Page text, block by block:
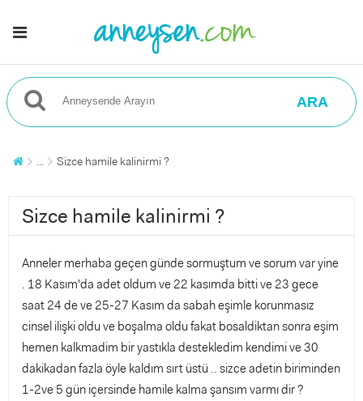
ARA
... Sizce hamile kalinirmi ?
Sizce hamile kalinirmi ?
Anneler merhaba geçen günde sormuştum ve sorum var yine
. 18 Kasım'da adet oldum ve 22 kasımda bitti ve 23 gece
saat 24 de ve 25-27 Kasım da sabah eşimle korunmasız
cinsel ilişki oldu ve boşalma oldu fakat bosaldiktan sonra eşim
hemen kalkmadim bir yastıkla destekledim kendimi ve 30
dakikadan fazla öyle kaldım sırt üstü .. sizce adetin biriminden
1-2ve 5 gün içersinde hamile kalma şansım varmı dir ?